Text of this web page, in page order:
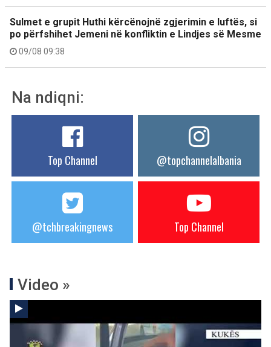
Sulmet e grupit Huthi kërcënojnë zgjerimin e luftës, si
po përfshihet Jemeni në konfliktin e Lindjes së Mesme
09/08 09:38
Na ndiqni:
Top Channel @topchannelalbania
@tchbreakingnews Top Channel
Video »